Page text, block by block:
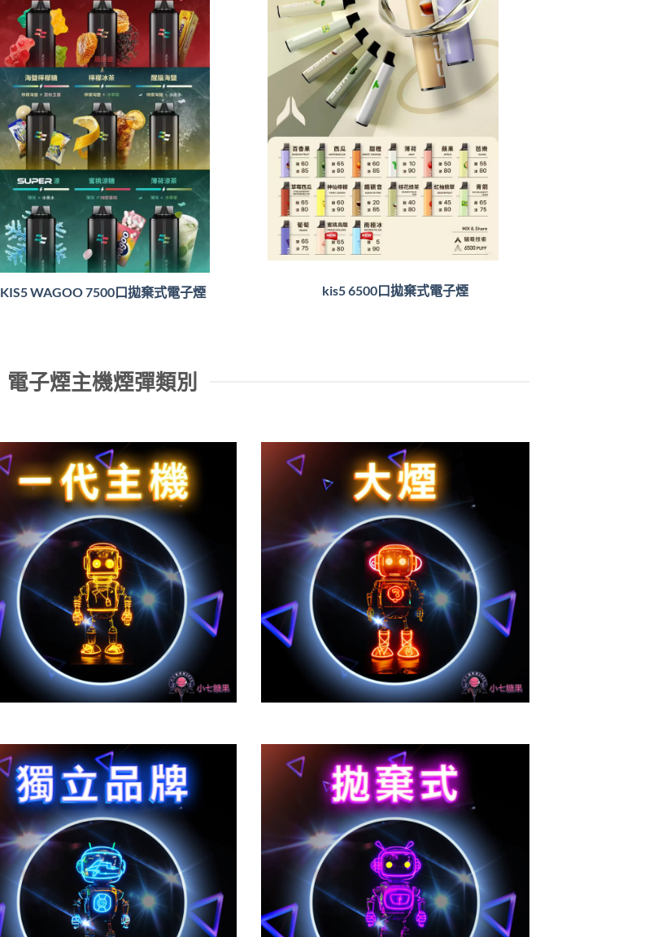
KIS5 WAGOO 7500口拋棄式電子煙 kis5 6500口拋棄式電子煙
電子煙主機煙彈類別